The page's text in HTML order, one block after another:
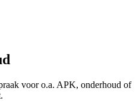
voor o.a. APK, onderhoud of